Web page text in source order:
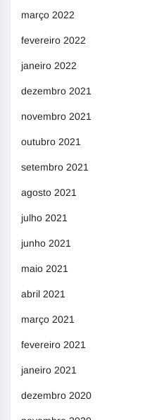
março 2022
fevereiro 2022
janeiro 2022
dezembro 2021
novembro 2021
outubro 2021
setembro 2021
agosto 2021
julho 2021
junho 2021
maio 2021
abril 2021
março 2021
fevereiro 2021
janeiro 2021
dezembro 2020